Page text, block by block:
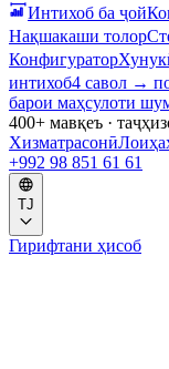
Интихоб ба ҷой
Нақшакаши толор
Конфигуратор
интихоб4 савол →
барои маҳсулоти
400+ мавқеъ ·
Хизматрасонӣ
+992 98 851 61 61
TJ
Гирифтани ҳисоб